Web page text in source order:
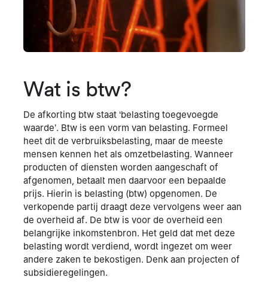
Wat is btw?
De afkorting btw staat ‘belasting toegevoegde
waarde’. Btw is een vorm van belasting. Formeel
heet dit de verbruiksbelasting, maar de meeste
mensen kennen het als omzetbelasting. Wanneer
producten of diensten worden aangeschaft of
afgenomen, betaalt men daarvoor een bepaalde
prijs. Hierin is belasting (btw) opgenomen. De
verkopende partij draagt deze vervolgens weer aan
de overheid af. De btw is voor de overheid een
belangrijke inkomstenbron. Het geld dat met deze
belasting wordt verdiend, wordt ingezet om weer
andere zaken te bekostigen. Denk aan projecten of
subsidieregelingen.